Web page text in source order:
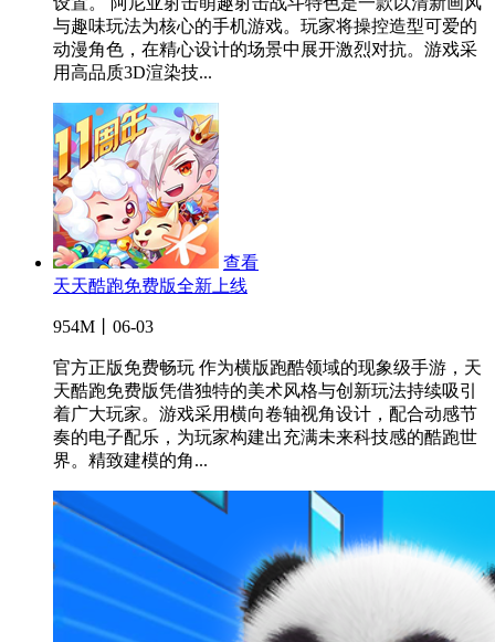
与趣味玩法为核心的手机游戏。玩家将操控造型可爱的
动漫角色，在精心设计的场景中展开激烈对抗。游戏采
用高品质3D渲染技...
查看
天天酷跑免费版全新上线
954M丨06-03
官方正版免费畅玩 作为横版跑酷领域的现象级手游，天
天酷跑免费版凭借独特的美术风格与创新玩法持续吸引
着广大玩家。游戏采用横向卷轴视角设计，配合动感节
奏的电子配乐，为玩家构建出充满未来科技感的酷跑世
界。精致建模的角...